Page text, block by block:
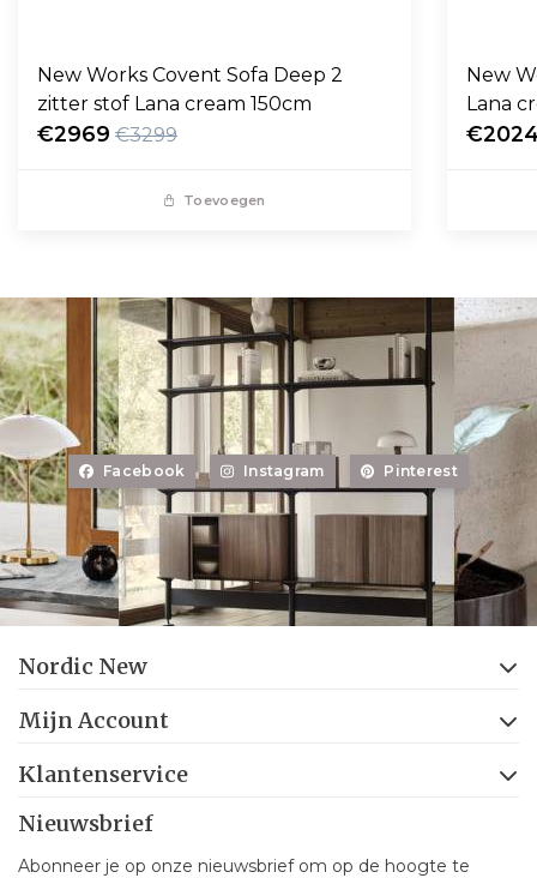
New Works Covent Sofa Deep 2
zitter stof Lana cream 150cm
€2969 €3299
Toevoegen
New
Lana
Facebook Instagram Pinterest
Nordic New
Mijn Account
Klantenservice
Nieuwsbrief
Abonneer je op onze nieuwsbrief om op de hoogte te